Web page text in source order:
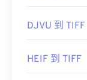
DJVU 到 TIFF
HEIF 到 TIFF